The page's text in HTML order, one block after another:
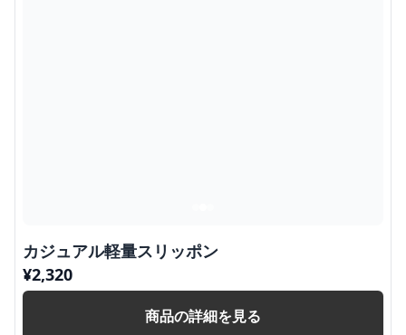
カジュアル軽量スリッポン
¥2,320
商品の詳細を見る